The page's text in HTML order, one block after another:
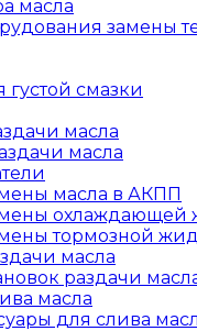
масла
замены
смазки
масла
масла
масла в АКПП
охлаждающей
тормозной
масла
раздачи
масла
для слива